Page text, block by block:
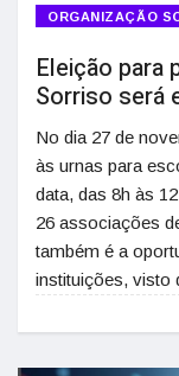
ORGANIZAÇÃO
Eleição para
Sorriso será
No dia 27 de
às urnas para
data, das 8h às
26 associações
também é a
instituições, visto